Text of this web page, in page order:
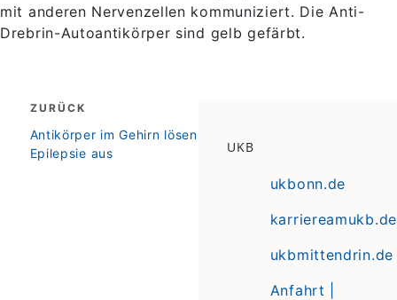
mit anderen Nervenzellen kommuniziert. Die Anti-
Drebrin-Autoantikörper sind gelb gefärbt.
Beitragsnavigation
ZURÜCK
zurück
Antikörper im Gehirn lösen
Epilepsie aus
UKB
ukbonn.de
karriereamukb.de
ukbmittendrin.de
Anfahrt |